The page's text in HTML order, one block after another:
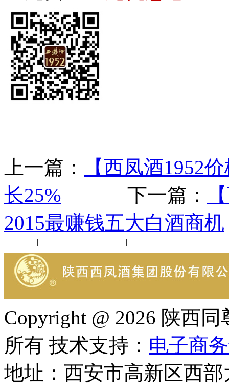
上一篇：
【西凤酒1952
长25% 下一篇：
2015最赚钱五大白酒商机
| | | |
Copyright @ 2026 陕西
所有 技术支持： 电子商
地址：西安市高新区西